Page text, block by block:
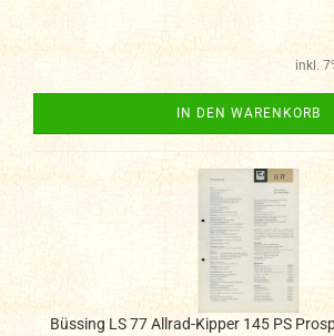
inkl.
IN DEN WARENKORB
Büssing LS 77 Allrad-Kipper 145 PS